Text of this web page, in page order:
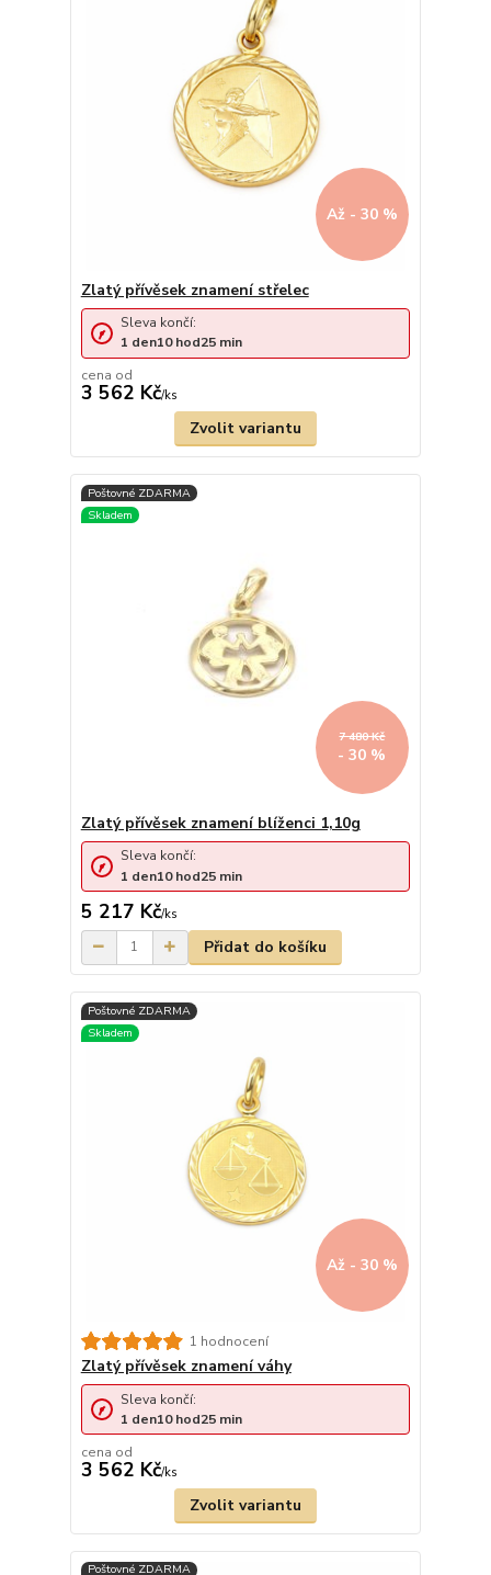
Až - 30 %
Zlatý přívěsek znamení střelec
cena od
3 562 Kč/ks
Sleva končí:
1 den10hod25 min
Zvolit variantu
7 480 Kč
- 30 %
Zlatý přívěsek znamení blíženci 1,10g
5 217 Kč/ks
Sleva končí:
1 den10hod25 min
Přidat do košíku
Až - 30 %
1 hodnocení
Zlatý přívěsek znamení váhy
cena od
3 562 Kč/ks
Sleva končí:
1 den10hod25 min
Zvolit variantu